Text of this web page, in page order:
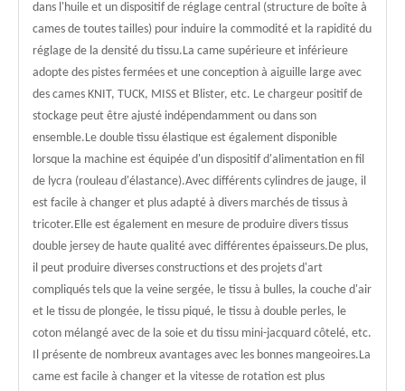
dans l'huile et un dispositif de réglage central (structure de boîte à
cames de toutes tailles) pour induire la commodité et la rapidité du
réglage de la densité du tissu.La came supérieure et inférieure
adopte des pistes fermées et une conception à aiguille large avec
des cames KNIT, TUCK, MISS et Blister, etc. Le chargeur positif de
stockage peut être ajusté indépendamment ou dans son
ensemble.Le double tissu élastique est également disponible
lorsque la machine est équipée d'un dispositif d'alimentation en fil
de lycra (rouleau d'élastance).Avec différents cylindres de jauge, il
est facile à changer et plus adapté à divers marchés de tissus à
tricoter.Elle est également en mesure de produire divers tissus
double jersey de haute qualité avec différentes épaisseurs.De plus,
il peut produire diverses constructions et des projets d'art
compliqués tels que la veine sergée, le tissu à bulles, la couche d'air
et le tissu de plongée, le tissu piqué, le tissu à double perles, le
coton mélangé avec de la soie et du tissu mini-jacquard côtelé, etc.
Il présente de nombreux avantages avec les bonnes mangeoires.La
came est facile à changer et la vitesse de rotation est plus